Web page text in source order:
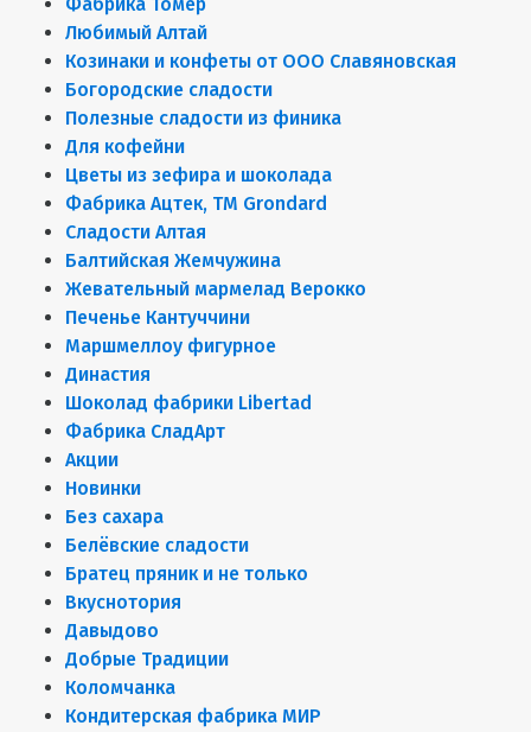
Любимый Алтай
Козинаки и конфеты от ООО Славяновская
Богородские сладости
Полезные сладости из финика
Для кофейни
Цветы из зефира и шоколада
Фабрика Ацтек, ТМ Grondard
Сладости Алтая
Балтийская Жемчужина
Жевательный мармелад Верокко
Печенье Кантуччини
Маршмеллоу фигурное
Династия
Шоколад фабрики Libertad
Фабрика СладАрт
Акции
Новинки
Без сахара
Белёвские сладости
Братец пряник и не только
Вкуснотория
Давыдово
Добрые Традиции
Коломчанка
Кондитерская фабрика МИР